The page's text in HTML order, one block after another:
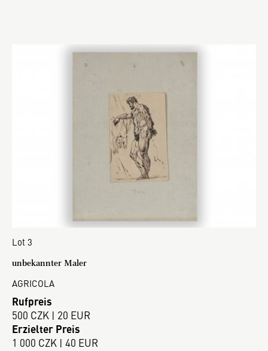
Lot 3
unbekannter Maler
AGRICOLA
Rufpreis
500 CZK | 20 EUR
Erzielter Preis
1 000 CZK | 40 EUR